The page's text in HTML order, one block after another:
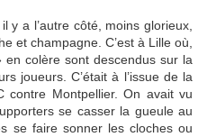
y a l’autre côté, moins glorieux,
et champagne. C’est à Lille où,
colère sont descendus sur la
joueurs. C’était à l’issue de la
contre Montpellier. On avait vu
se casser la gueule au
se faire sonner les cloches ou